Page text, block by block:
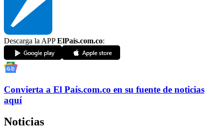
Descarga la APPElPaís.com.co:
Convierta a El País.com.co en su fuente de noticias
aquí
Noticias